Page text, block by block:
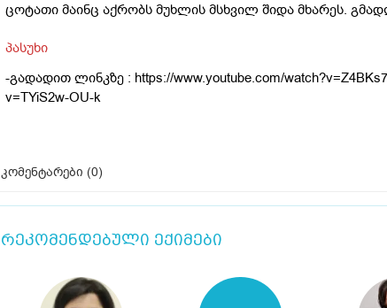
ცოტათი მაინც აქრობს მუხლის მსხვილ შიდა მხარეს.
პასუხი
-გადადით ლინკზე : https://www.youtube.com/
v=TYiS2w-OU-k
კომენტარები (0)
რეკომენდებული ექიმები